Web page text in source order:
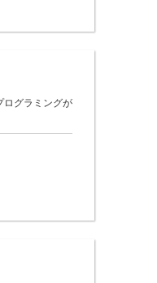
ログラミングが